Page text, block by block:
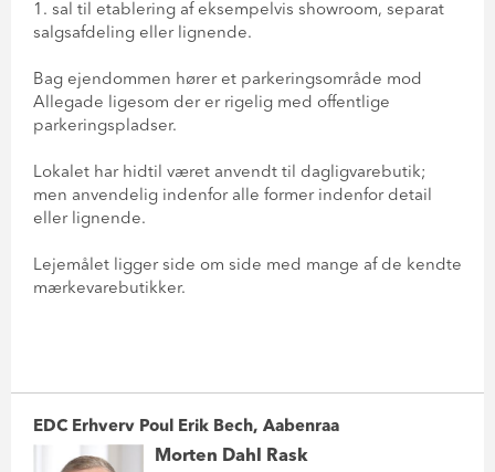
1. sal til etablering af eksempelvis showroom, separat
salgsafdeling eller lignende.
Bag ejendommen hører et parkeringsområde mod
Allegade ligesom der er rigelig med offentlige
parkeringspladser.
Lokalet har hidtil været anvendt til dagligvarebutik;
men anvendelig indenfor alle former indenfor detail
eller lignende.
Lejemålet ligger side om side med mange af de kendte
mærkevarebutikker.
EDC Erhverv Poul Erik Bech, Aabenraa
Morten Dahl Rask